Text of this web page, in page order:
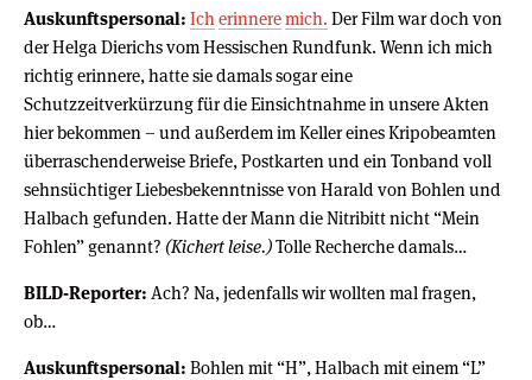
Auskunftspersonal: Ich erinneremich. Der Film war doch von
der Helga Dierichs vom Hessischen Rundfunk. Wenn ich mich
richtig erinnere, hatte sie damals sogar eine
Schutzzeitverkürzung für die Einsichtnahme in unsere Akten
hier bekommen – und außerdem im Keller eines Kripobeamten
überraschenderweise Briefe, Postkarten und ein Tonband voll
sehnsüchtiger Liebesbekenntnisse von Harald von Bohlen und
Halbach gefunden. Hatte der Mann die Nitribitt nicht “Mein
Fohlen” genannt? (Kichert leise.)Tolle Recherche damals…
BILD-Reporter: Ach? Na, jedenfalls wir wollten mal fragen,
ob…
Auskunftspersonal: Bohlen mit “H”, Halbach mit einem “L”